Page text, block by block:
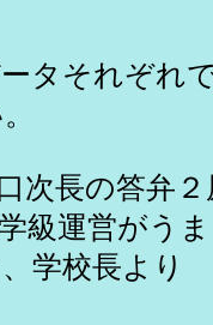
それぞれで
次長の答弁
級運営がう
学校長より